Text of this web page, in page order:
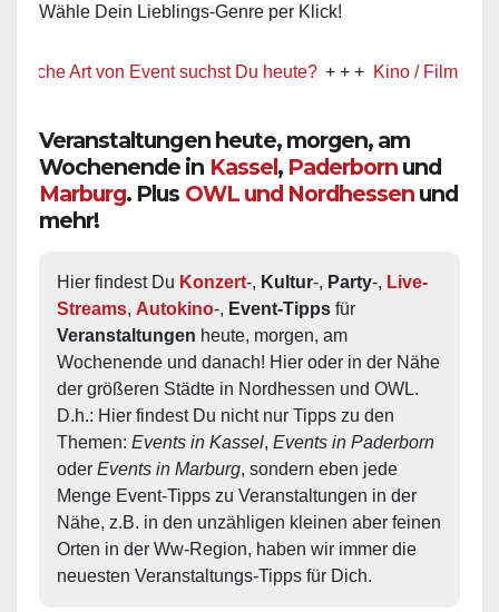
Wähle Dein Lieblings-Genre per Klick!
von Event suchst Du heute? + + + Kino / Film + + + Ww
Veranstaltungen heute, morgen, am
Wochenende in Kassel, Paderborn und
Marburg. Plus OWL und Nordhessen und
mehr!
Hier findest Du Konzert-, Kultur-, Party-, Live-
Streams, Autokino-, Event-Tipps
Veranstaltungen heute, morgen, am
Wochenende und danach! Hier oder in der Nähe
der größeren Städte in Nordhessen und OWL.
D.h.: Hier findest Du nicht nur Tipps zu den
Themen: Events in Kassel, Events in Paderborn
oder Events in Marburg, sondern eben jede
Menge Event-Tipps zu Veranstaltungen in der
Nähe, z.B. in den unzähligen kleinen aber feinen
Orten in der Ww-Region, haben wir immer die
neuesten Veranstaltungs-Tipps für Dich.